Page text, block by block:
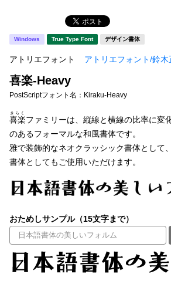
新着一覧
カート
マイページ
お気に入り
ご利用ガイド
よくあるご質問
お問い合わせ
タイプフェイス
明朝体
宋朝体
教科書体
草書体
江戸文字
すべてを表示
太さ・ウェイト
セット or 単体
Windows True Type Font デザイン書体
アトリエフォント アトリエフォント/鈴木
喜楽-Heavy
PostScriptフォント名： Kiraku-Heavy
喜楽
きらく
ファミリーは、縦線と横線の比率に変
のあるフォーマルな和風書体です。
雅で装飾的なネオクラッシック書体として
書体としてもご使用いただけます。
おためしサンプル（15文字まで）